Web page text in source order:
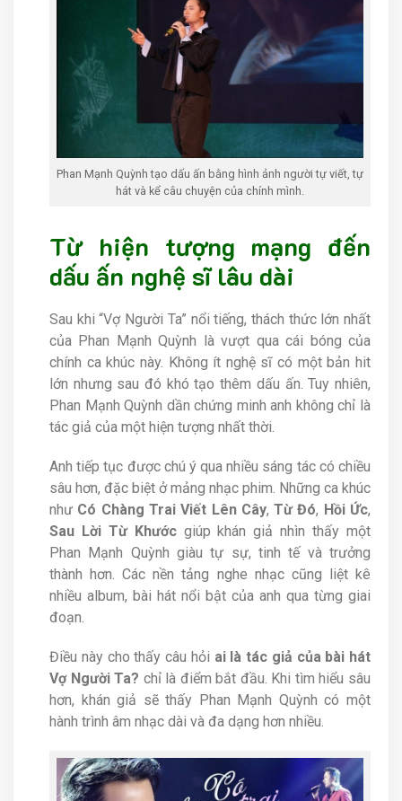
Phan Mạnh Quỳnh tạo dấu ấn bằng hình ảnh người tự viết, tự
hát và kể câu chuyện của chính mình.
Từ hiện tượng mạng đến
dấu ấn nghệ sĩ lâu dài
Sau khi “Vợ Người Ta” nổi tiếng, thách thức lớn nhất
của Phan Mạnh Quỳnh là vượt qua cái bóng của
chính ca khúc này. Không ít nghệ sĩ có một bản hit
lớn nhưng sau đó khó tạo thêm dấu ấn. Tuy nhiên,
Phan Mạnh Quỳnh dần chứng minh anh không chỉ là
tác giả của một hiện tượng nhất thời.
Anh tiếp tục được chú ý qua nhiều sáng tác có chiều
sâu hơn, đặc biệt ở mảng nhạc phim. Những ca khúc
như Có Chàng Trai Viết Lên Cây,Từ Đó, Hồi Ức,
Sau Lời Từ Khướcgiúp khán giả nhìn thấy một
Phan Mạnh Quỳnh giàu tự sự, tinh tế và trưởng
thành hơn. Các nền tảng nghe nhạc cũng liệt kê
nhiều album, bài hát nổi bật của anh qua từng giai
đoạn.
Điều này cho thấy câu hỏi ai là tác giả của bài hát
Vợ Người Ta? chỉ là điểm bắt đầu. Khi tìm hiểu sâu
hơn, khán giả sẽ thấy Phan Mạnh Quỳnh có một
hành trình âm nhạc dài và đa dạng hơn nhiều.